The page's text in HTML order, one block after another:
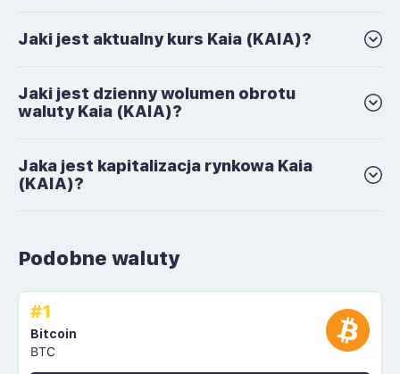
Jaki jest aktualny kurs Kaia (KAIA)?
Jaki jest dzienny wolumen obrotu
waluty Kaia (KAIA)?
Jaka jest kapitalizacja rynkowa Kaia
(KAIA)?
Podobne waluty
#1
Bitcoin
BTC